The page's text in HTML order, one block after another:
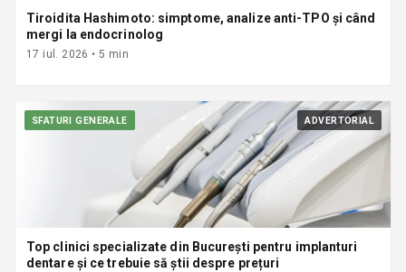
Tiroidita Hashimoto: simptome, analize anti-TPO și când
mergi la endocrinolog
17 iul. 2026 •5 min
SFATURI GENERALE ADVERTORIAL
Top clinici specializate din București pentru implanturi
dentare și ce trebuie să știi despre prețuri